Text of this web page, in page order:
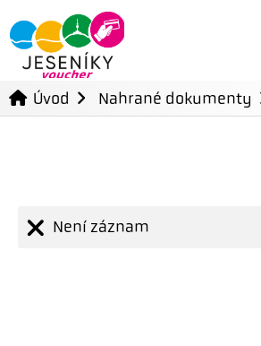
Úvod Nahrané dokumenty
Není záznam